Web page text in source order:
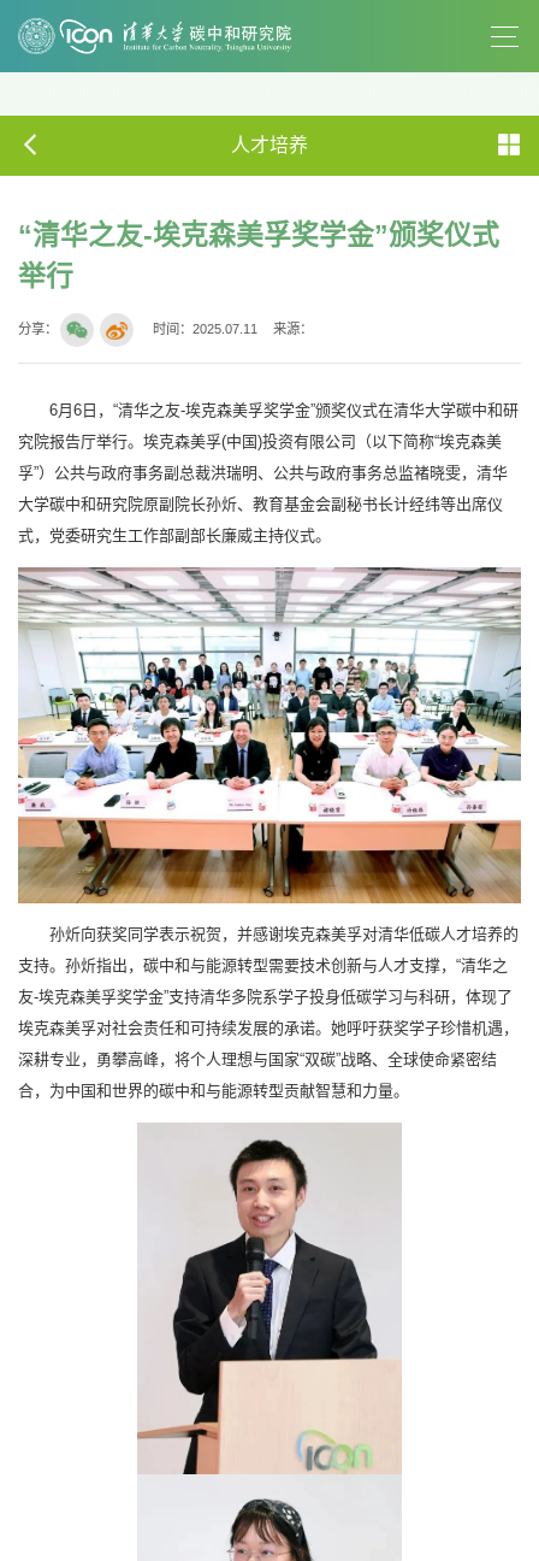
人才培养
“清华之友-埃克森美孚奖学金”颁奖仪式
举行
分享： 时间：2025.07.11 来源：
6月6日，“清华之友-埃克森美孚奖学金”颁奖仪式在清华大学碳中和研
究院报告厅举行。埃克森美孚(中国)投资有限公司（以下简称“埃克森美
孚”）公共与政府事务副总裁洪瑞明、公共与政府事务总监褚晓雯，清华
大学碳中和研究院原副院长孙炘、教育基金会副秘书长计经纬等出席仪
式，党委研究生工作部副部长廉威主持仪式。
孙炘向获奖同学表示祝贺，并感谢埃克森美孚对清华低碳人才培养的
支持。孙炘指出，碳中和与能源转型需要技术创新与人才支撑，“清华之
友-埃克森美孚奖学金”支持清华多院系学子投身低碳学习与科研，体现了
埃克森美孚对社会责任和可持续发展的承诺。她呼吁获奖学子珍惜机遇，
深耕专业，勇攀高峰，将个人理想与国家“双碳”战略、全球使命紧密结
合，为中国和世界的碳中和与能源转型贡献智慧和力量。